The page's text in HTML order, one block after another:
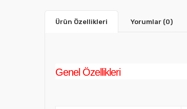
Ürün Özellikleri Yorumlar (0)
Genel Özellikleri